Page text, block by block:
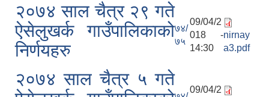
२०७४ साल चैत्र २९ गते
ऐसेलुखर्क गाउँपालिकाको
निर्णयहरु
७४/
७५
09/04/2
018 -
14:30
nirnay
a3.pdf
२०७४ साल चैत्र ५ गते
09/04/2